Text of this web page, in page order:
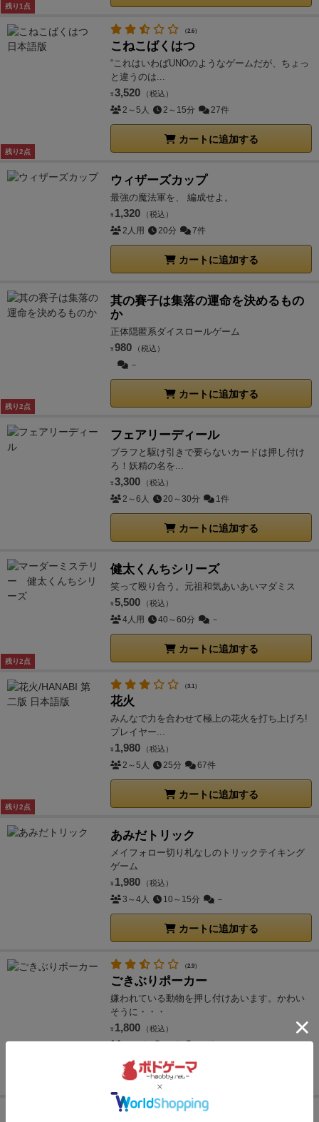
残り1点
残り2点
（2.6）
こねこばくはつ
“これはいわばUNOのようなゲームだが、ちょっ
と違うのは...
¥ 3,520 （税込）
2～5人 2～15分 27件
カートに追加する
ウィザーズカップ
最強の魔法軍を、 編成せよ。
¥ 1,320 （税込）
2人用 20分 7件
カートに追加する
残り2点
其の賽子は集落の運命を決めるもの
か
正体隠匿系ダイスロールゲーム
¥ 980 （税込）
－
カートに追加する
フェアリーディール
ブラフと駆け引きで要らないカードは押し付け
ろ！妖精の名を...
¥ 3,300 （税込）
2～6人 20～30分 1件
カートに追加する
残り2点
健太くんちシリーズ
笑って殴り合う。元祖和気あいあいマダミス
¥ 5,500 （税込）
4人用 40～60分 －
カートに追加する
残り2点
（3.1）
花火
みんなで力を合わせて極上の花火を打ち上げろ!
プレイヤー...
¥ 1,980 （税込）
2～5人 25分 67件
カートに追加する
あみだトリック
メイフォロー切り札なしのトリックテイキング
ゲーム
¥ 1,980 （税込）
3～4人 10～15分 －
カートに追加する
（2.9）
ごきぶりポーカー
嫌われている動物を押し付けあいます。かわい
そうに・・・
¥ 1,800 （税込）
カートに追加する
王宮のささやき